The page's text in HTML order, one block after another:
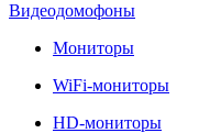
Видеодомофоны
Мониторы
WiFi-мониторы
HD-мониторы